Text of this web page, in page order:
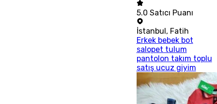
5.0 Satıcı Puanı
İstanbul , Fatih
Erkek bebek bot
salopet tulum
pantolon takım toplu
satış ucuz giyim